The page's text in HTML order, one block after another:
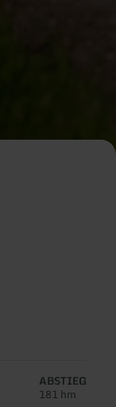
ABSTIEG
181 hm